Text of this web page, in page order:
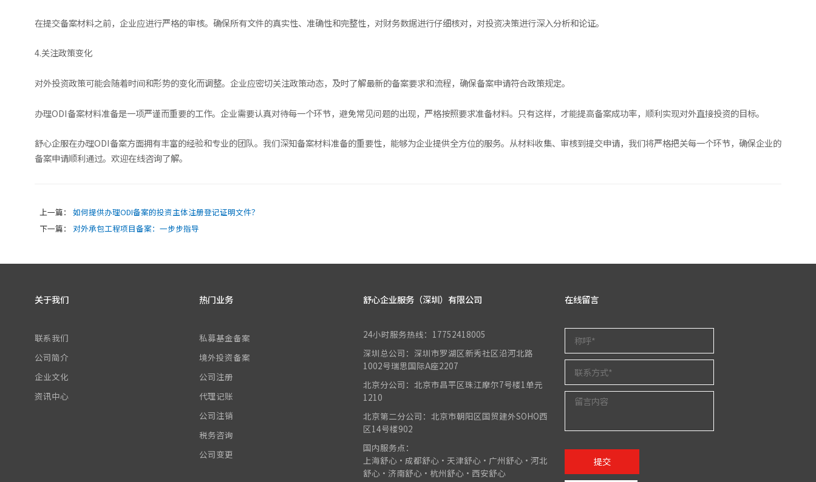
在提交备案材料之前，企业应进行严格的审核。确保所有文件的真实性、准确性和完整性，对财务数据进行仔细核对，对投资决策进行深入分析和论证。
4.关注政策变化
对外投资政策可能会随着时间和形势的变化而调整。企业应密切关注政策动态，及时了解最新的备案要求和流程，确保备案申请符合政策规定。
办理ODI备案材料准备是一项严谨而重要的工作。企业需要认真对待每一个环节，避免常见问题的出现，严格按照要求准备材料。只有这样，才能提高备案成功率，顺利实现对外直接投资的目标。
舒心企服在办理ODI备案方面拥有丰富的经验和专业的团队。我们深知备案材料准备的重要性，能够为企业提供全方位的服务。从材料收集、审核到提交申请，我们将严格把关每一个环节，确保企业的
备案申请顺利通过。欢迎在线咨询了解。
上一篇：
如何提供办理ODI备案的投资主体注册登记证明文件？
下一篇：
对外承包工程项目备案：一步步指导
关于我们
联系我们
公司简介
企业文化
资讯中心
热门业务
私募基金备案
境外投资备案
公司注册
代理记账
公司注销
税务咨询
公司变更
舒心企业服务（深圳）有限公司
24小时服务热线：17752418005
深圳总公司：深圳市罗湖区新秀社区沿河北路
1002号瑞思国际A座2207
北京分公司：北京市昌平区珠江摩尔7号楼1单元
1210
北京第二分公司：北京市朝阳区国贸建外SOHO西
区14号楼902
国内服务点：
上海舒心•成都舒心•天津舒心•广州舒心•河北
舒心•济南舒心•杭州舒心•西安舒心
在线留言
提交